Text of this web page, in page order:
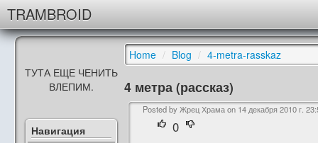
TRAMBROID
ТУТА ЕЩЕ ЧЕНИТЬ
ВЛЕПИМ.
Навигация
Home / Blog / 4-metra-rasskaz
4 метра (рассказ)
Posted by Жрец Храма on 14 декабря 2010 г.
0